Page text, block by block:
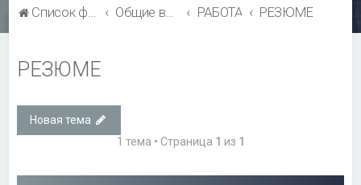
Список форумов Общие вопросы РАБОТА РЕЗЮМЕ
РЕЗЮМЕ
Новая тема
1 тема • Страница 1 из 1